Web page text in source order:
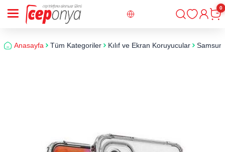
Giriş
0
Anasayfa Tüm Kategoriler Kılıf ve Ekran Koruyucular